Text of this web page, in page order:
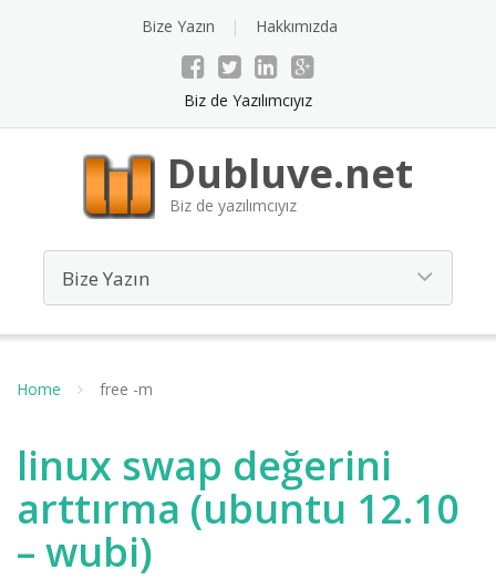
Bize Yazın Hakkımızda
Biz de Yazılımcıyız
Dubluve.net
Biz de yazılımcıyız
Home free -m
linux swap değerini
arttırma (ubuntu 12.10
– wubi)